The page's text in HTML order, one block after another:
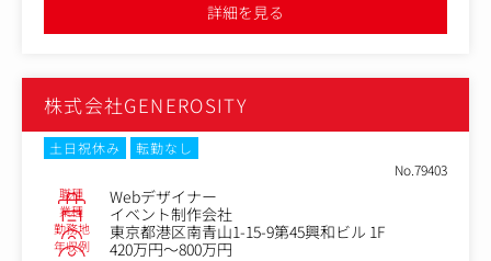
・公式SNSの活用活性化を狙った、撮影・バナー制作
▼Works
https://dynamoinc.jp/works/
・クリエイティブバナー制作
変更の範囲：有 / 会社の定める業務
詳細を見る
株式会社GENEROSITY
土日祝休み
転勤なし
No.79403
職種 Webデザイナー
業種 イベント制作会社
勤務地 東京都港区南青山1-15-9第45興和ビル 1F
年収例
420万円～800万円